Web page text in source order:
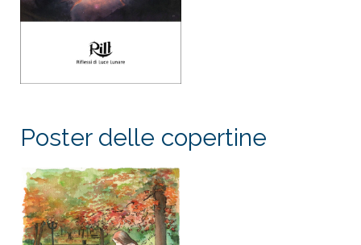
Poster delle copertine